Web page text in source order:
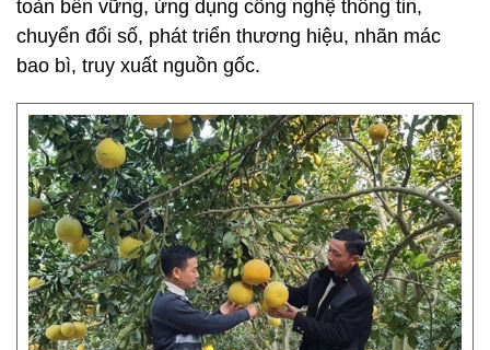
toàn bền vững, ứng dụng công nghệ thông tin,
chuyển đổi số, phát triển thương hiệu, nhãn mác
bao bì, truy xuất nguồn gốc.